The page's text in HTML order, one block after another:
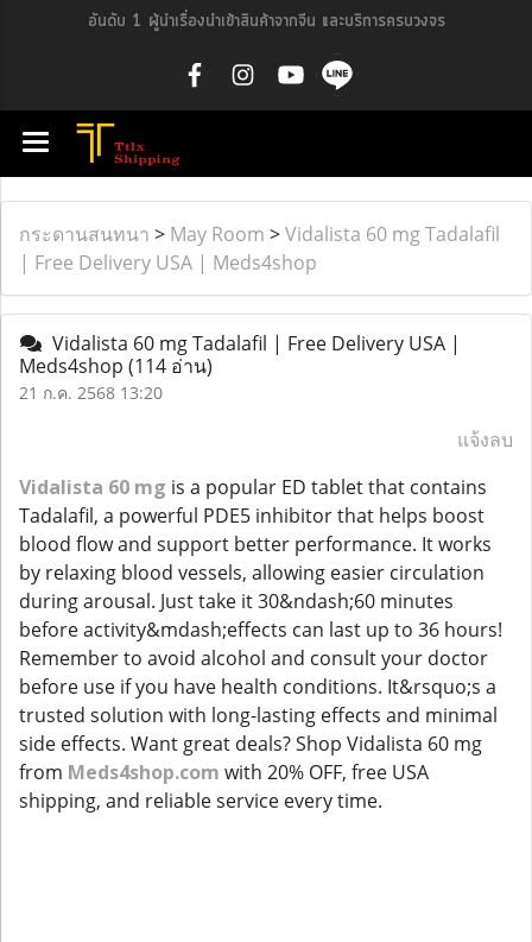
อันดับ 1 ผู้นำเรื่องนำเข้าสินค้าจากจีน และบริการครบวงจร
กระดานสนทนา > May Room >Vidalista 60 mg Tadalafil
| Free Delivery USA | Meds4shop
Vidalista 60 mg Tadalafil | Free Delivery USA |
Meds4shop (114 อ่าน)
21 ก.ค. 2568 13:20
แจ้งลบ
Vidalista 60 mg is a popular ED tablet that contains
Tadalafil, a powerful PDE5 inhibitor that helps boost
blood flow and support better performance. It works
by relaxing blood vessels, allowing easier circulation
during arousal. Just take it 30&ndash;60 minutes
before activity&mdash;effects can last up to 36 hours!
Remember to avoid alcohol and consult your doctor
before use if you have health conditions. It&rsquo;s a
trusted solution with long-lasting effects and minimal
side effects. Want great deals? Shop Vidalista 60 mg
from Meds4shop.com with 20% OFF, free USA
shipping, and reliable service every time.